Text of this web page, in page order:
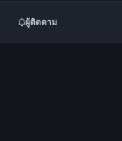
ผู้ติดตาม